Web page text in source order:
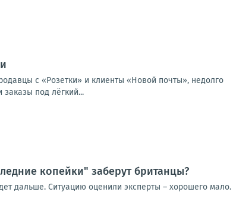
с «Розетки» и клиенты «Новой почты», недолго
под лёгкий...
копейки" заберут британцы?
дальше. Ситуацию оценили эксперты – хорошего мало.